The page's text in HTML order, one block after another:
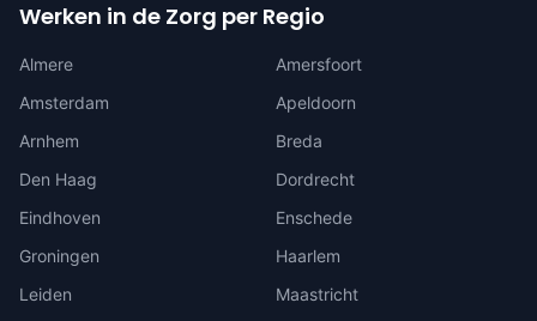
Werken in de Zorg per Regio
Almere
Amersfoort
Amsterdam
Apeldoorn
Arnhem
Breda
Den Haag
Dordrecht
Eindhoven
Enschede
Groningen
Haarlem
Leiden
Maastricht